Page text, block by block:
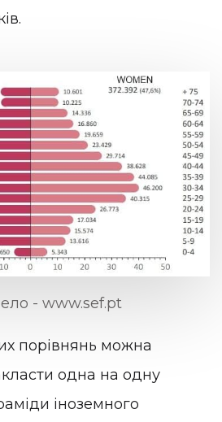
- www.sef.pt
порівнянь можна
одна на одну
іноземного